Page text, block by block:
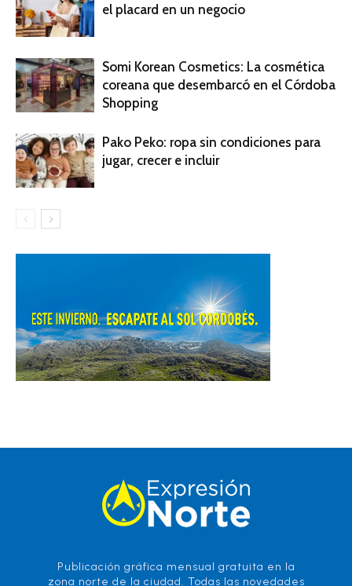
el placard en un negocio
Somi Korean Cosmetics: La cosmética
coreana que desembarcó en el Córdoba
Shopping
Pako Peko: ropa sin condiciones para
jugar, crecer e incluir
Publicación gráfica mensual gratuita en la
zona norte de la ciudad. Todas las novedades